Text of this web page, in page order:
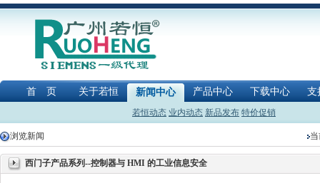
首 页 关于若恒 新闻中心 产品中心 下载中心 支
若恒动态 业内动态 新品发布 特价促销
浏览新闻
西门子产品系列--控制器与 HMI 的工业信息安全